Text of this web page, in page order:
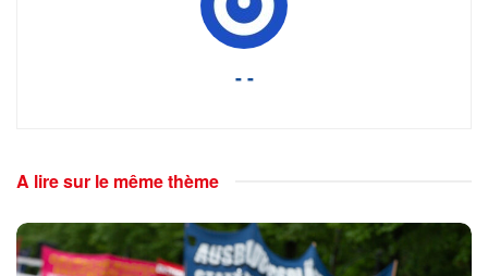
- -
A lire sur le même thème